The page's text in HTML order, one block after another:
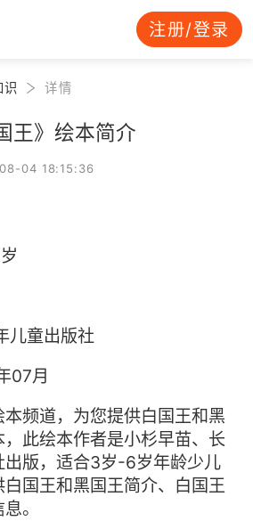
注册/登录
识 详情
王》绘本简介
04 18:15:36
儿童出版社
07月
频道，为您提供白国王和黑
，此绘本作者是小杉早苗、长
出版，适合3岁-6岁年龄少儿
国王和黑国王简介、白国王
。